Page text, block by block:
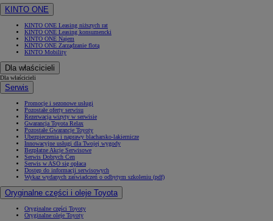
KINTO ONE
KINTO ONE Leasing niższych rat
KINTO ONE Leasing konsumencki
KINTO ONE Najem
KINTO ONE Zarządzanie flotą
KINTO Mobility
Dla właścicieli
Dla właścicieli
Serwis
Promocje i sezonowe usługi
Pozostałe oferty serwisu
Rezerwacja wizyty w serwisie
Gwarancja Toyota Relax
Pozostałe Gwarancje Toyoty
Ubezpieczenia i naprawy blacharsko-lakiernicze
Innowacyjne usługi dla Twojej wygody
Bezpłatne Akcje Serwisowe
Serwis Dobrych Cen
Serwis w ASO się opłaca
Dostęp do informacji serwisowych
Wykaz wydanych zaświadczeń o odbytym szkoleniu (pdf)
Oryginalne części i oleje Toyota
Oryginalne części Toyoty
Oryginalne oleje Toyoty